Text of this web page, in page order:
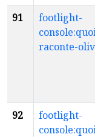
91
footlight-
raconte-
92
footlight-